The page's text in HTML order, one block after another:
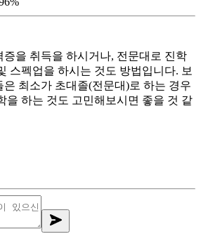
증을 취득을 하시거나, 전문대로 진학
스펙업을 하시는 것도 방법입니다. 보
은 최소가 초대졸(전문대)로 하는 경우
을 하는 것도 고민해보시면 좋을 것 같